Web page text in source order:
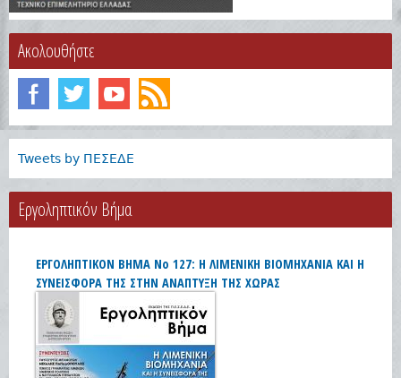
Ακολουθήστε
Tweets by ΠΕΣΕΔΕ
Eργοληπτικόν Βήμα
ΕΡΓΟΛΗΠΤΙΚΟΝ ΒΗΜΑ Νο 127: Η ΛΙΜΕΝΙΚΗ ΒΙΟΜΗΧΑΝΙΑ ΚΑΙ Η
ΣΥΝΕΙΣΦΟΡΑ ΤΗΣ ΣΤΗΝ ΑΝΑΠΤΥΞΗ ΤΗΣ ΧΩΡΑΣ